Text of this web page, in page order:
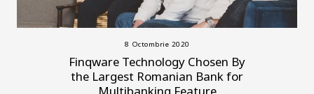
8 Octombrie 2020
Finqware Technology Chosen By
the Largest Romanian Bank for